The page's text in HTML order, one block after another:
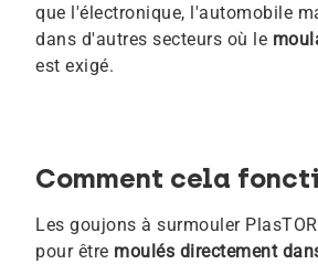
que l'électronique, l'automobile
dans d'autres secteurs où le
est exigé.
Comment cela
Les goujons à surmouler
pour être moulés directement